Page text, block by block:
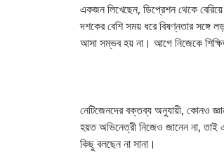
একজন লিখেছেন, ডিপ্রেশন থেকে
দশকের বেশি সময় ধরে বিষণ্নতার সঙ্গে
আসা সম্ভব হয় না। আগে নিজেকে
নেটিজেনদের বক্তব্য অনুযায়ী, কোনও
হয়ত অভিনেত্রী নিজেও জানেন না, তাই
কিছু বলছেন না সানা।